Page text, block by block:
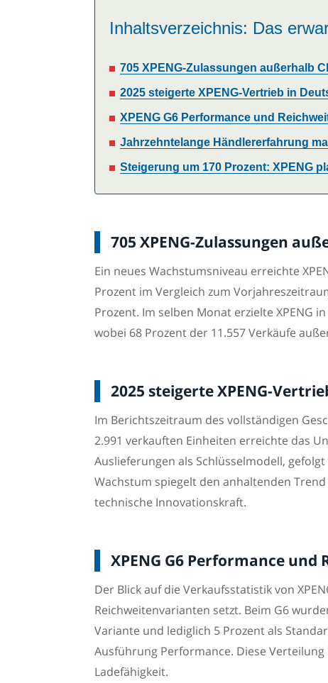
Inhaltsverzeichnis: Das
705 XPENG-Zulassungen außerhalb
2025 steigerte XPENG-Vertrieb in
XPENG G6 Performance und
Jahrzehntelange Händlererfahrung
Steigerung um 170 Prozent: XPENG
705 XPENG-Zulassungen
Ein neues Wachstumsniveau erreichte
Prozent im Vergleich zum
Prozent. Im selben Monat erzielte XPENG
wobei 68 Prozent der 11.557 Verkäufe
2025 steigerte XPENG-
Im Berichtszeitraum des vollständigen
2.991 verkauften Einheiten erreichte das
Auslieferungen als Schlüsselmodell,
Wachstum spiegelt den anhaltenden
technische Innovationskraft.
XPENG G6 Performance
Der Blick auf die Verkaufsstatistik von
Reichweitenvarianten setzt. Beim G6
Variante und lediglich 5 Prozent als
Ausführung Performance. Diese
Ladefähigkeit.